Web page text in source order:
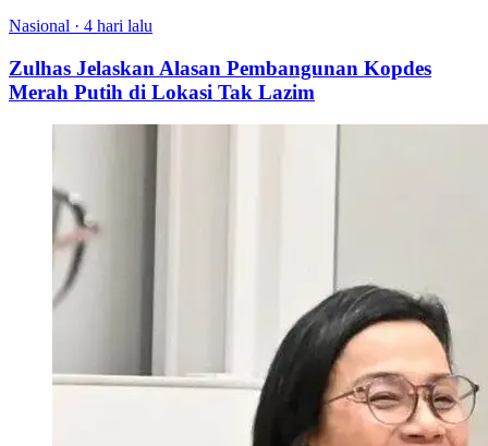
Nasional · 4 hari lalu
Zulhas Jelaskan Alasan Pembangunan Kopdes
Merah Putih di Lokasi Tak Lazim